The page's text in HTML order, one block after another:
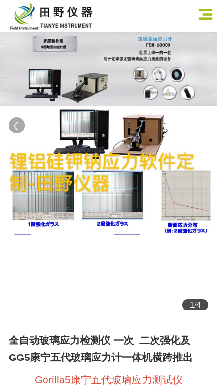
1/4
全自动玻璃应力检测仪 一次_二次强化及
GG5康宁五代玻璃应力计一体机横跨推出
Gorilla5康宁五代玻璃应力测试仪